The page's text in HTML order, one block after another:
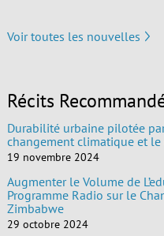
Voir toutes les nouvelles
Récits
Durabilité urbaine pilotée
changement climatique et
19 novembre 2024
Augmenter le Volume de
Programme Radio sur le
Zimbabwe
29 octobre 2024